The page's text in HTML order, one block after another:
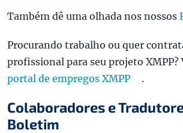
Também dê uma olhada nos nossos
Procurando trabalho ou quer
profissional para seu projeto XMPP?
portal de empregos XMPP
.
Colaboradores e
Boletim